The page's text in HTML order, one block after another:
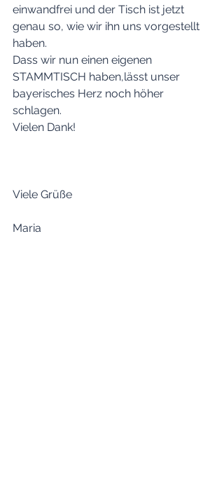
einwandfrei und der Tisch ist jetzt
genau so, wie wir ihn uns vorgestellt
haben.
Dass wir nun einen eigenen
STAMMTISCH haben,lässt unser
bayerisches Herz noch höher
schlagen.
Vielen Dank!
Viele Grüße
Maria